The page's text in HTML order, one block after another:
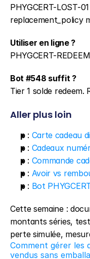
PHYGCERT-LOST-
replacement_policy
Utiliser en ligne ?
PHYGCERT-
Bot #548 suffit ?
Tier 1 solde
Aller plus loin
p : Carte cadeau
p : Cadeaux
p : Commande
p : Avoir vs
p : Bot
Cette semaine :
montants séries,
perte simulée,
Comment gérer les
vendus sans